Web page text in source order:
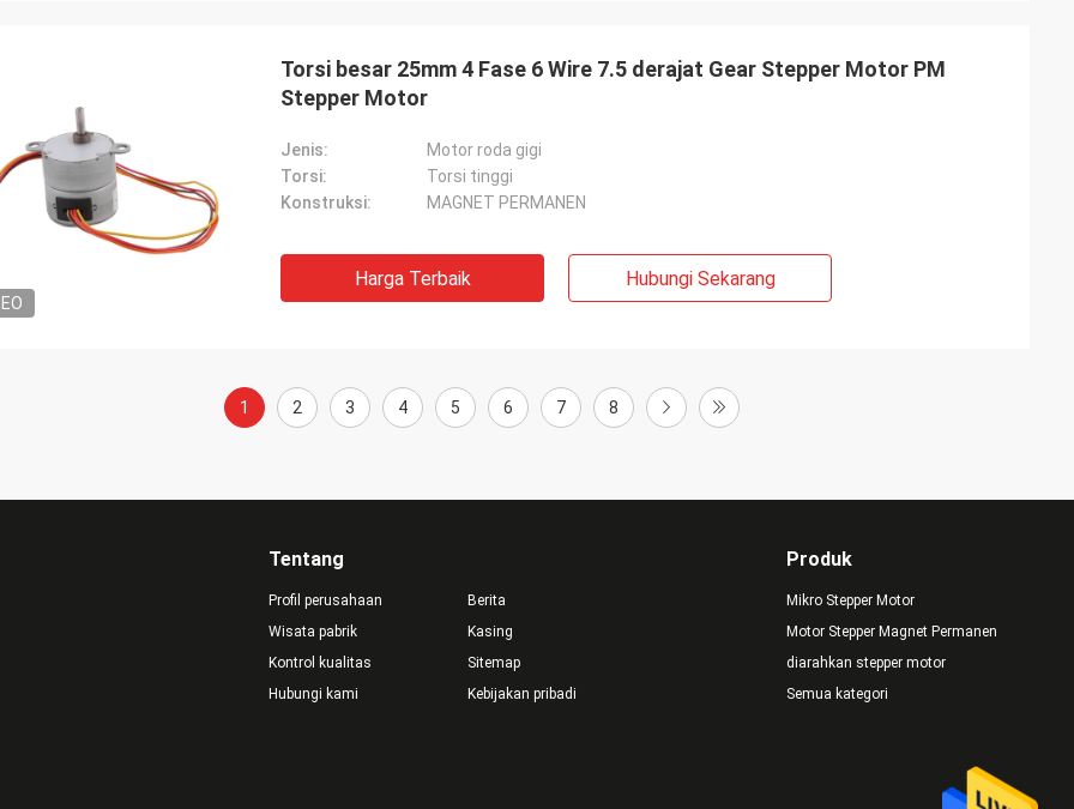
Torsi besar 25mm 4 Fase 6 Wire 7.5 derajat Gear Stepper Motor PM
Stepper Motor
Jenis:
Motor roda gigi
Torsi:
Torsi tinggi
Konstruksi:
MAGNET PERMANEN
Harga Terbaik Hubungi Sekarang
1 2 3 4 5 6 7 8
Tentang
Profil perusahaan
Wisata pabrik
Kontrol kualitas
Hubungi kami
Berita
Kasing
Sitemap
Kebijakan pribadi
Produk
Mikro Stepper Motor
Motor Stepper Magnet Permanen
diarahkan stepper motor
Semua kategori